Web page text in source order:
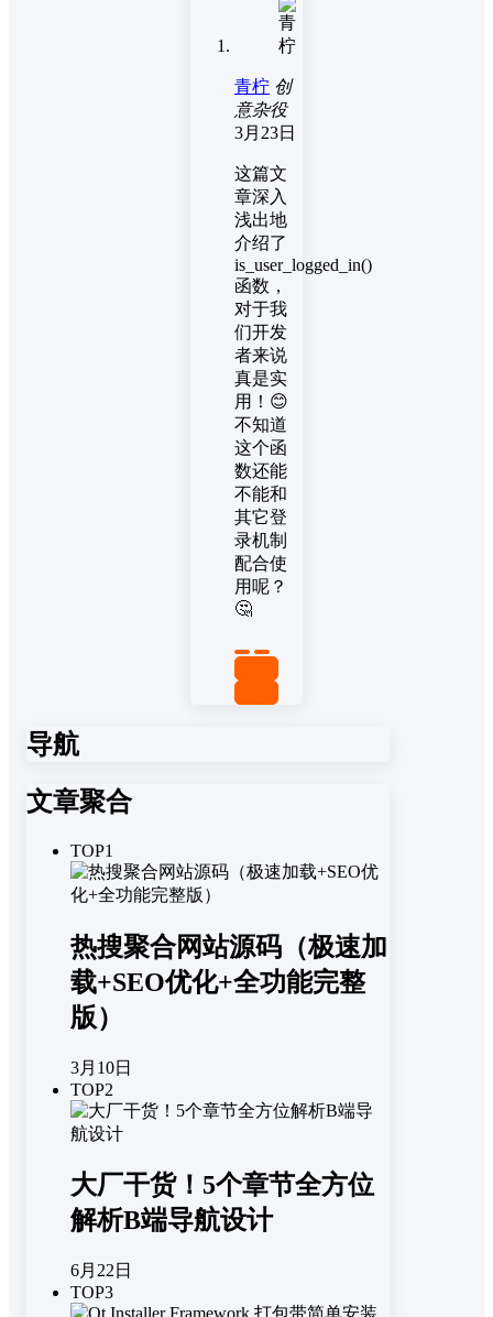
青柠 创
意杂役
3月23日
这篇文
章深入
浅出地
介绍了
is_user_logged_in()
函数，
对于我
们开发
者来说
真是实
用！😊
不知道
这个函
数还能
不能和
其它登
录机制
配合使
用呢？
🤔
导航
文章聚合
TOP1
热搜聚合网站源码（极速加
载+SEO优化+全功能完整
版）
3月10日
TOP2
大厂干货！5个章节全方位
解析B端导航设计
6月22日
TOP3